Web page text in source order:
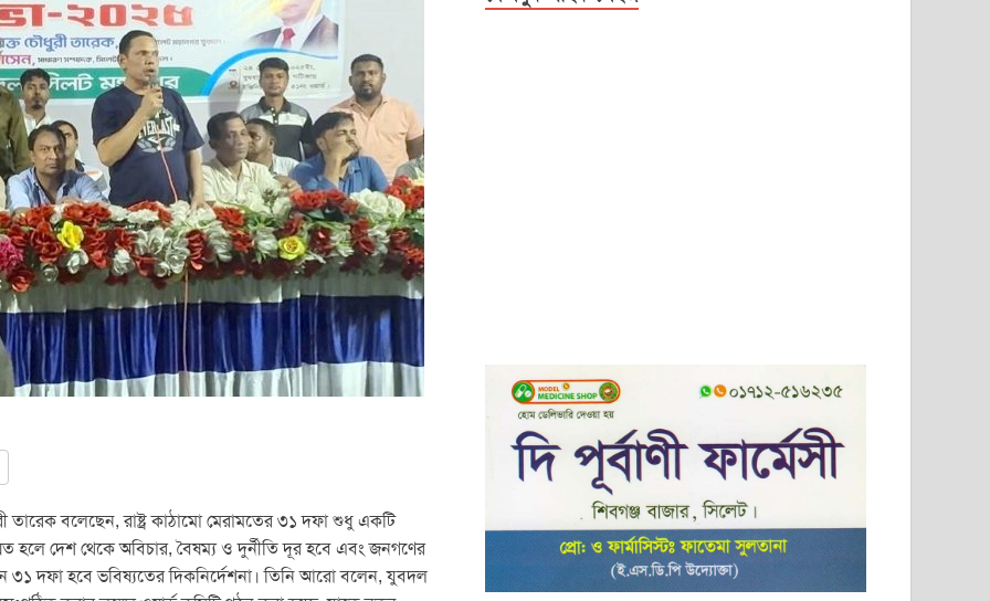
বলেছেন, রাষ্ট্র কাঠামো মেরামতের ৩১ দফা শুধু একটি
হলে দেশ থেকে অবিচার, বৈষম্য ও দুর্নীতি দূর হবে এবং জনগণের
৩১ দফা হবে ভবিষ্যতের দিকনির্দেশনা। তিনি আরো বলেন, যুবদল